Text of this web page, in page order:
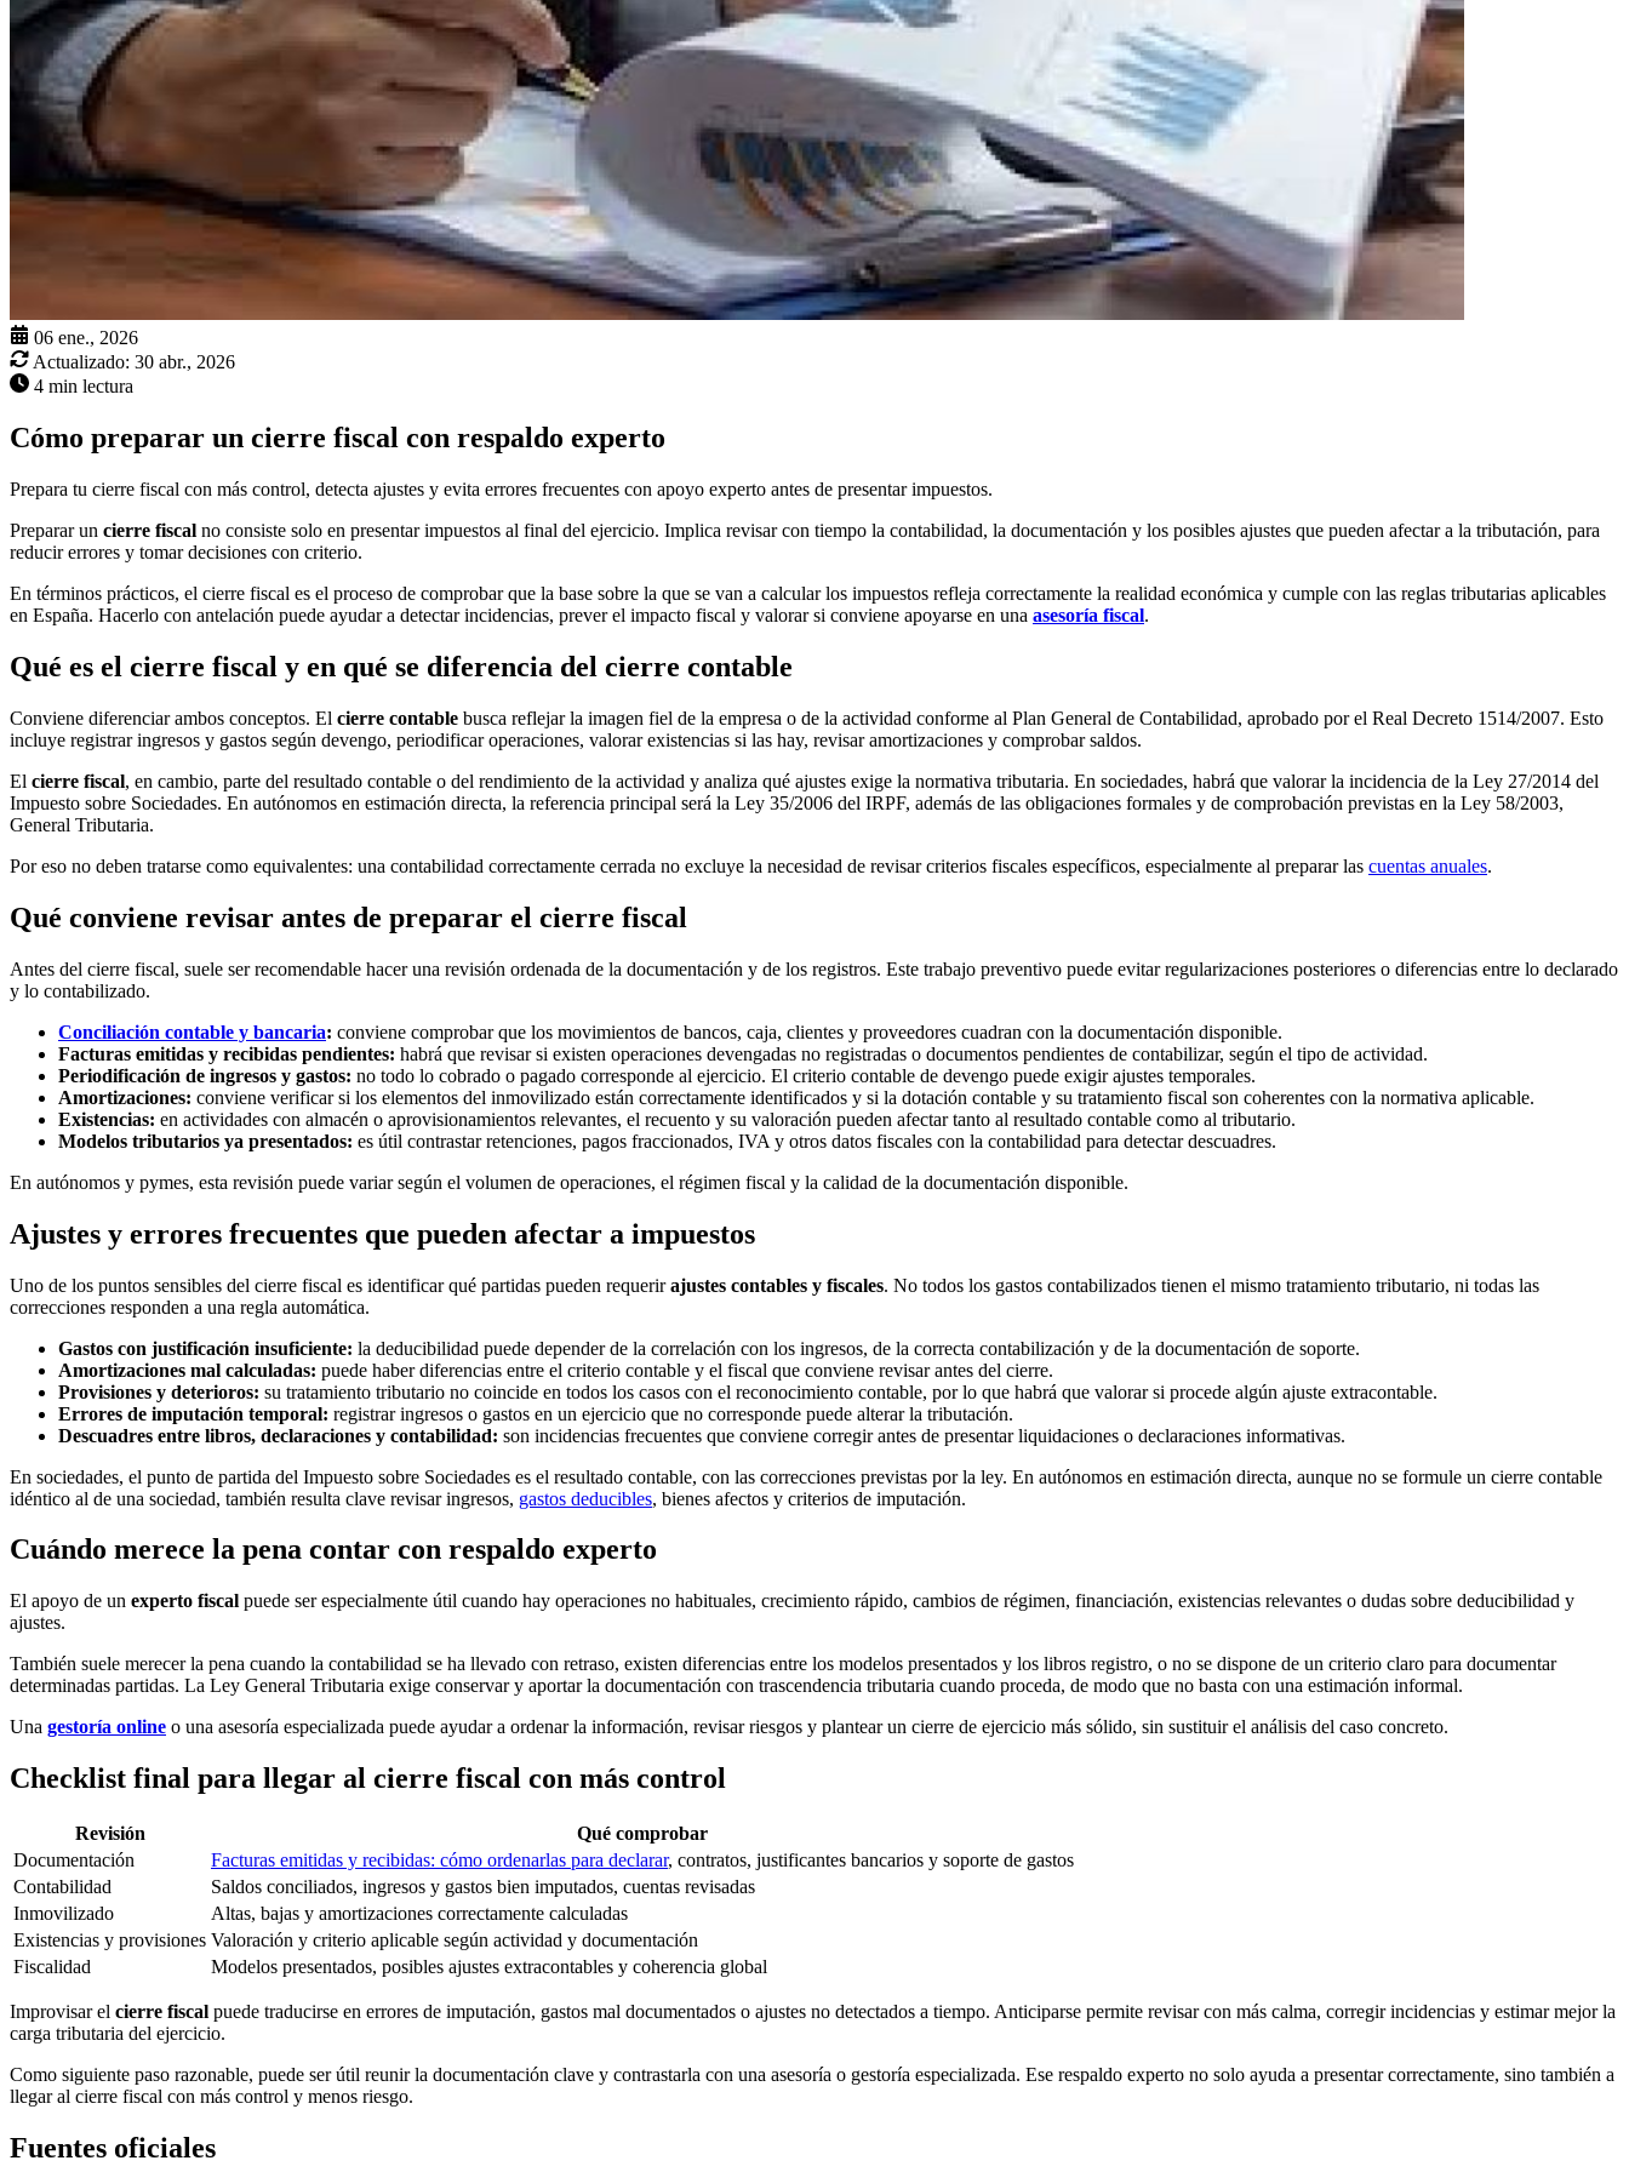
06 ene., 2026
Actualizado: 30 abr., 2026
4 min lectura
Cómo preparar un cierre fiscal con respaldo experto
Prepara tu cierre fiscal con más control, detecta ajustes y evita errores frecuentes con apoyo experto antes de presentar impuestos.
Preparar un cierre fiscal no consiste solo en presentar impuestos al final del ejercicio. Implica revisar con tiempo la contabilidad, la documentación y los posibles ajustes que pueden afectar a la tributación, para
reducir errores y tomar decisiones con criterio.
En términos prácticos, el cierre fiscal es el proceso de comprobar que la base sobre la que se van a calcular los impuestos refleja correctamente la realidad económica y cumple con las reglas tributarias aplicables
en España. Hacerlo con antelación puede ayudar a detectar incidencias, prever el impacto fiscal y valorar si conviene apoyarse en una asesoría fiscal.
Qué es el cierre fiscal y en qué se diferencia del cierre contable
Conviene diferenciar ambos conceptos. El cierre contable busca reflejar la imagen fiel de la empresa o de la actividad conforme al Plan General de Contabilidad, aprobado por el Real Decreto 1514/2007. Esto
incluye registrar ingresos y gastos según devengo, periodificar operaciones, valorar existencias si las hay, revisar amortizaciones y comprobar saldos.
El cierre fiscal, en cambio, parte del resultado contable o del rendimiento de la actividad y analiza qué ajustes exige la normativa tributaria. En sociedades, habrá que valorar la incidencia de la Ley 27/2014 del
Impuesto sobre Sociedades. En autónomos en estimación directa, la referencia principal será la Ley 35/2006 del IRPF, además de las obligaciones formales y de comprobación previstas en la Ley 58/2003,
General Tributaria.
Por eso no deben tratarse como equivalentes: una contabilidad correctamente cerrada no excluye la necesidad de revisar criterios fiscales específicos, especialmente al preparar las cuentas anuales.
Qué conviene revisar antes de preparar el cierre fiscal
Antes del cierre fiscal, suele ser recomendable hacer una revisión ordenada de la documentación y de los registros. Este trabajo preventivo puede evitar regularizaciones posteriores o diferencias entre lo declarado
y lo contabilizado.
Conciliación contable y bancaria: conviene comprobar que los movimientos de bancos, caja, clientes y proveedores cuadran con la documentación disponible.
Facturas emitidas y recibidas pendientes: habrá que revisar si existen operaciones devengadas no registradas o documentos pendientes de contabilizar, según el tipo de actividad.
Periodificación de ingresos y gastos: no todo lo cobrado o pagado corresponde al ejercicio. El criterio contable de devengo puede exigir ajustes temporales.
Amortizaciones: conviene verificar si los elementos del inmovilizado están correctamente identificados y si la dotación contable y su tratamiento fiscal son coherentes con la normativa aplicable.
Existencias: en actividades con almacén o aprovisionamientos relevantes, el recuento y su valoración pueden afectar tanto al resultado contable como al tributario.
Modelos tributarios ya presentados: es útil contrastar retenciones, pagos fraccionados, IVA y otros datos fiscales con la contabilidad para detectar descuadres.
En autónomos y pymes, esta revisión puede variar según el volumen de operaciones, el régimen fiscal y la calidad de la documentación disponible.
Ajustes y errores frecuentes que pueden afectar a impuestos
Uno de los puntos sensibles del cierre fiscal es identificar qué partidas pueden requerirajustes contables y fiscales. No todos los gastos contabilizados tienen el mismo tratamiento tributario, ni todas las
correcciones responden a una regla automática.
Gastos con justificación insuficiente: la deducibilidad puede depender de la correlación con los ingresos, de la correcta contabilización y de la documentación de soporte.
Amortizaciones mal calculadas: puede haber diferencias entre el criterio contable y el fiscal que conviene revisar antes del cierre.
Provisiones y deterioros: su tratamiento tributario no coincide en todos los casos con el reconocimiento contable, por lo que habrá que valorar si procede algún ajuste extracontable.
Errores de imputación temporal: registrar ingresos o gastos en un ejercicio que no corresponde puede alterar la tributación.
Descuadres entre libros, declaraciones y contabilidad: son incidencias frecuentes que conviene corregir antes de presentar liquidaciones o declaraciones informativas.
En sociedades, el punto de partida del Impuesto sobre Sociedades es el resultado contable, con las correcciones previstas por la ley. En autónomos en estimación directa, aunque no se formule un cierre contable
idéntico al de una sociedad, también resulta clave revisar ingresos, gastos deducibles, bienes afectos y criterios de imputación.
Cuándo merece la pena contar con respaldo experto
El apoyo de un experto fiscal puede ser especialmente útil cuando hay operaciones no habituales, crecimiento rápido, cambios de régimen, financiación, existencias relevantes o dudas sobre deducibilidad y
ajustes.
También suele merecer la pena cuando la contabilidad se ha llevado con retraso, existen diferencias entre los modelos presentados y los libros registro, o no se dispone de un criterio claro para documentar
determinadas partidas. La Ley General Tributaria exige conservar y aportar la documentación con trascendencia tributaria cuando proceda, de modo que no basta con una estimación informal.
Una gestoría online o una asesoría especializada puede ayudar a ordenar la información, revisar riesgos y plantear un cierre de ejercicio más sólido, sin sustituir el análisis del caso concreto.
Checklist final para llegar al cierre fiscal con más control
Revisión
Qué comprobar
Documentación
Facturas emitidas y recibidas: cómo ordenarlas para declarar, contratos, justificantes bancarios y soporte de gastos
Contabilidad
Saldos conciliados, ingresos y gastos bien imputados, cuentas revisadas
Inmovilizado
Altas, bajas y amortizaciones correctamente calculadas
Existencias y provisiones Valoración y criterio aplicable según actividad y documentación
Fiscalidad
Modelos presentados, posibles ajustes extracontables y coherencia global
Improvisar el cierre fiscal puede traducirse en errores de imputación, gastos mal documentados o ajustes no detectados a tiempo. Anticiparse permite revisar con más calma, corregir incidencias y estimar mejor la
carga tributaria del ejercicio.
Como siguiente paso razonable, puede ser útil reunir la documentación clave y contrastarla con una asesoría o gestoría especializada. Ese respaldo experto no solo ayuda a presentar correctamente, sino también a
llegar al cierre fiscal con más control y menos riesgo.
Fuentes oficiales